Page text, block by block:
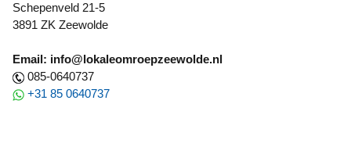
Schepenveld 21-5
3891 ZK Zeewolde
Email: info@lokaleomroepzeewolde.nl
085-0640737
+31 85 0640737